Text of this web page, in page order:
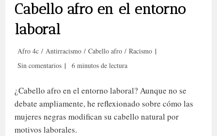
Cabello afro en el entorno
laboral
Categoría
la
Afro 4c / Antirracismo / Cabello afro / Racismo
Comentarios
entrada:
Sin comentarios
Tiempo
6 minutos de lectura
¿Cabello afro en el entorno laboral? Aunque no se
debate ampliamente, he reflexionado sobre cómo las
mujeres negras modifican su cabello natural por
motivos laborales.